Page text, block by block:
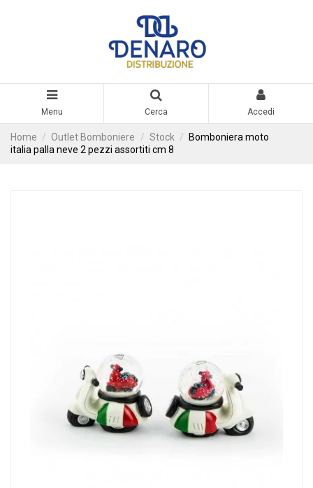
Menu Cerca Accedi
Home Outlet Bomboniere Stock
Bomboniera moto
italia palla neve 2 pezzi assortiti cm 8